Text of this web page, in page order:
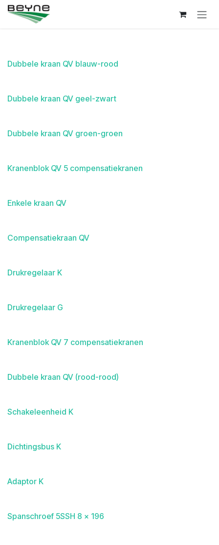
Overslaan naar inhoud
Dubbele kraan QV blauw-rood
Dubbele kraan QV geel-zwart
Dubbele kraan QV groen-groen
Kranenblok QV 5 compensatiekranen
Enkele kraan QV
Compensatiekraan QV
Drukregelaar K
Drukregelaar G
Kranenblok QV 7 compensatiekranen
Dubbele kraan QV (rood-rood)
Schakeleenheid K
Dichtingsbus K
Adaptor K
Spanschroef 5SSH 8 x 196